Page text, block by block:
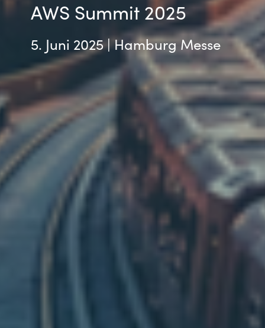
AWS Summit 2025
5. Juni 2025 | Hamburg Messe